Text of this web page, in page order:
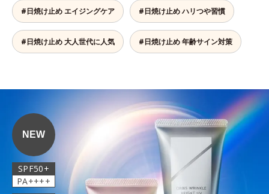
#日焼け止め エイジングケア #日焼け止め ハリつや習慣
#日焼け止め 大人世代に人気 #日焼け止め 年齢サイン対策
NEW
SPF50+
PA++++